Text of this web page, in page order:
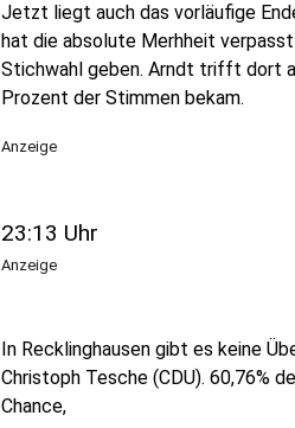
Jetzt liegt auch das vorläufige
hat die absolute Merhheit verpasst
Stichwahl geben. Arndt trifft dort
Prozent der Stimmen bekam.
Anzeige
23:13 Uhr
Anzeige
In Recklinghausen gibt es keine
Christoph Tesche (CDU). 60,76%
Chance,